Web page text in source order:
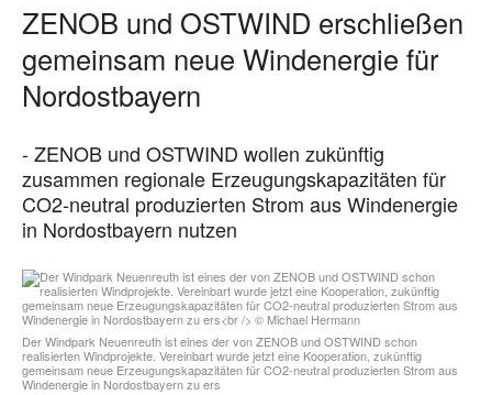
ZENOB und OSTWIND erschließen
gemeinsam neue Windenergie für
Nordostbayern
- ZENOB und OSTWIND wollen zukünftig
zusammen regionale Erzeugungskapazitäten für
CO2-neutral produzierten Strom aus Windenergie
in Nordostbayern nutzen
Der Windpark Neuenreuth ist eines der von ZENOB und OSTWIND schon
realisierten Windprojekte. Vereinbart wurde jetzt eine Kooperation, zukünftig
gemeinsam neue Erzeugungskapazitäten für CO2-neutral produzierten Strom aus
Windenergie in Nordostbayern zu ers